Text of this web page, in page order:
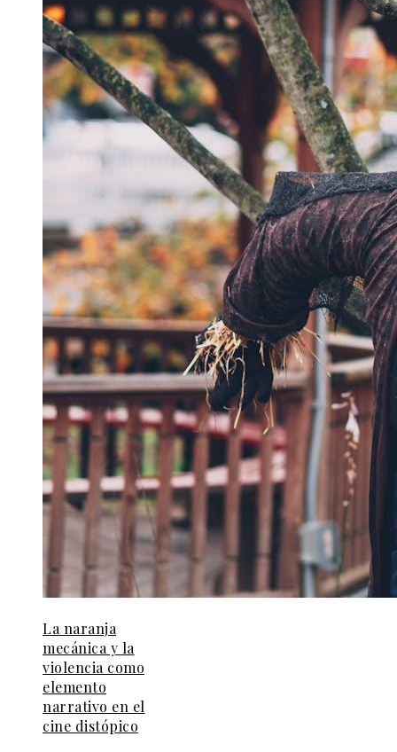
La naranja
mecánica y la
violencia como
elemento
narrativo en el
cine distópico